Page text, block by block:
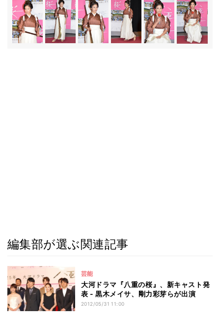
編集部が選ぶ関連記事
芸能
大河ドラマ『八重の桜』、新キャスト発
表 - 黒木メイサ、剛力彩芽らが出演
2012/05/31 11:00